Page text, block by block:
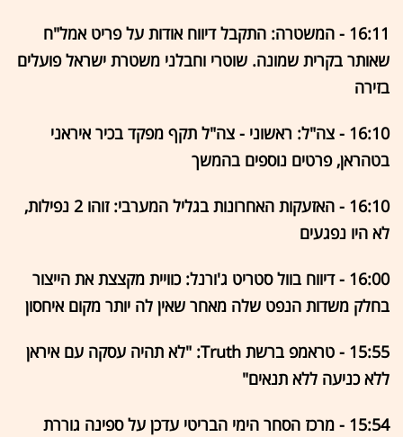
16:11 - המשטרה: התקבל דיווח אודות על פריט אמל"ח
שאותר בקרית שמונה. שוטרי וחבלני משטרת ישראל פועלים
בזירה
16:10 - צה"ל: ראשוני - צה"ל תקף מפקד בכיר איראני
בטהראן, פרטים נוספים בהמשך
16:10 - האזעקות האחרונות בגליל המערבי: זוהו 2 נפילות,
לא היו נפגעים
16:00 - דיווח בוול סטריט ג'ורנל: כוויית מקצצת את הייצור
בחלק משדות הנפט שלה מאחר שאין לה יותר מקום איחסון
15:55 - טראמפ ברשת Truth: "לא תהיה עסקה עם איראן
ללא כניעה ללא תנאים"
15:54 - מרכז הסחר הימי הבריטי עדכן על ספינה גוררת